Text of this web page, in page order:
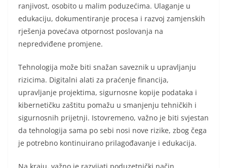
ranjivost, osobito u malim poduzećima. Ulaganje u
edukaciju, dokumentiranje procesa i razvoj zamjenskih
rješenja povećava otpornost poslovanja na
nepredviđene promjene.
Tehnologija može biti snažan saveznik u upravljanju
rizicima. Digitalni alati za praćenje financija,
upravljanje projektima, sigurnosne kopije podataka i
kibernetičku zaštitu pomažu u smanjenju tehničkih i
sigurnosnih prijetnji. Istovremeno, važno je biti svjestan
da tehnologija sama po sebi nosi nove rizike, zbog čega
je potrebno kontinuirano prilagođavanje i edukacija.